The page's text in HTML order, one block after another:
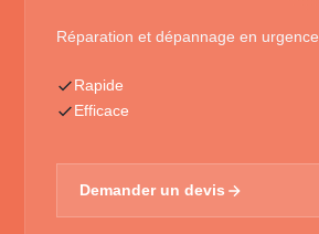
Réparation et dépannage en urgence
Rapide
Efficace
Demander un devis